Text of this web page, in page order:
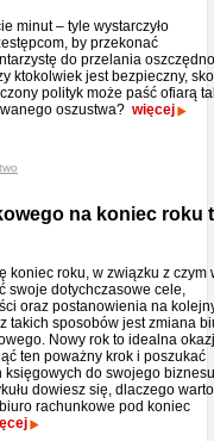
minut – tyle wystarczyło
by przekonać
do przelania
ktokolwiek jest bezpieczny,
polityk może paść ofiarą
oszustwa? więcej
na koniec roku
koniec roku, w związku z czym
swoje dotychczasowe cele,
oraz postanowienia na
takich sposobów jest zmiana
Nowy rok to idealna
ten poważny krok i poszukać
księgowych do swojego
dowiesz się, dlaczego warto
rachunkowe pod koniec